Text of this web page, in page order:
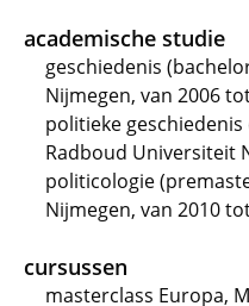
academische studie
geschiedenis
Nijmegen, van 2006
politieke
Radboud Universiteit
politicologie
Nijmegen, van 2010
cursussen
masterclass Europa,